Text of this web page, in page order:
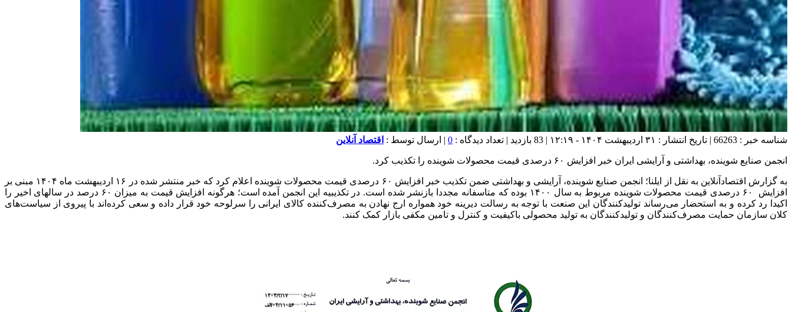
شناسه خبر : 66263 | تاریخ انتشار : ۳۱ اردیبهشت ۱۴۰۴ - ۱۲:۱۹ | 83 بازدید | تعداد دیدگاه : 0 | ارسال توسط : اقتصاد آنلاین
انجمن صنایع شوینده، بهداشتی و آرایشی ایران خبر افزایش ۶۰ درصدی قیمت محصولات شوینده را تکذیب کرد.
به گزارش اقتصادآنلاین به نقل از ایلنا؛ انجمن صنایع شوینده، آرایشی و بهداشتی ضمن تکذیب خبر افزایش ۶۰ درصدی قیمت محصولات شوینده اعلام کرد که خبر منتشر شده در ۱۶ اردیبهشت ماه ۱۴۰۴ مبنی بر
افزایش ۶۰ درصدی قیمت محصولات شوینده مربوط به سال ۱۴۰۰ بوده که متاسفانه مجددا بازنشر شده است. در تکذیبیه این انجمن آمده است؛ هرگونه افزایش قیمت به میزان ۶۰ درصد در سالهای اخیر را
اکیدا رد کرده و به استحضار می‌رساند تولیدکنندگان این صنعت با توجه به رسالت دیرینه خود همواره ارج نهادن به مصرف‌کننده کالای ایرانی را سرلوحه خود قرار داده و سعی کرده‌اند با پیروی از سیاست‌های
کلان سازمان حمایت مصرف‌کنندگان و تولیدکنندگان به تولید محصولی باکیفیت و کنترل و تامین مکفی بازار کمک کنند.